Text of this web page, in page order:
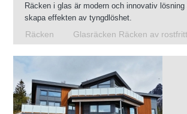
Räcken i glas är modern och innovativ
skapa effekten av tyngdlöshet.
Räcken
Glasräcken Räcken av